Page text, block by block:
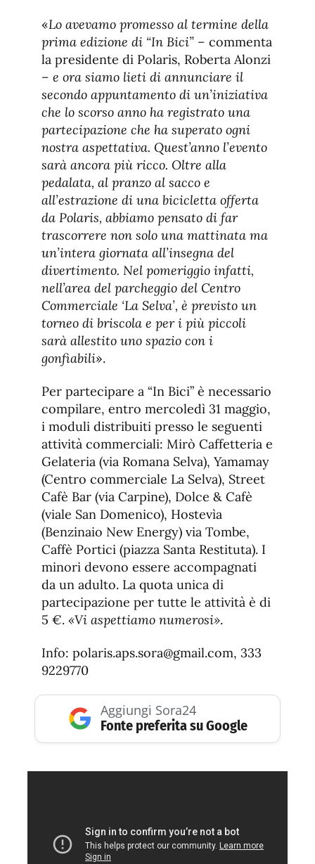
«Lo avevamo promesso al termine della
prima edizione di “In Bici” – commenta
la presidente di Polaris, Roberta Alonzi
– e ora siamo lieti di annunciare il
secondo appuntamento di un’iniziativa
che lo scorso anno ha registrato una
partecipazione che ha superato ogni
nostra aspettativa. Quest’anno l’evento
sarà ancora più ricco. Oltre alla
pedalata, al pranzo al sacco e
all’estrazione di una bicicletta offerta
da Polaris, abbiamo pensato di far
trascorrere non solo una mattinata ma
un’intera giornata all’insegna del
divertimento. Nel pomeriggio infatti,
nell’area del parcheggio del Centro
Commerciale ‘La Selva’, è previsto un
torneo di briscola e per i più piccoli
sarà allestito uno spazio con i
gonfiabili».
Per partecipare a “In Bici” è necessario
compilare, entro mercoledì 31 maggio,
i moduli distribuiti presso le seguenti
attività commerciali: Mirò Caffetteria e
Gelateria (via Romana Selva), Yamamay
(Centro commerciale La Selva), Street
Cafè Bar (via Carpine), Dolce & Cafè
(viale San Domenico), Hostevìa
(Benzinaio New Energy) via Tombe,
Caffè Portici (piazza Santa Restituta). I
minori devono essere accompagnati
da un adulto. La quota unica di
partecipazione per tutte le attività è di
5 €. «Vi aspettiamo numerosi».
Info: polaris.aps.sora@gmail.com, 333
9229770
Aggiungi Sora24
Fonte preferita su Google